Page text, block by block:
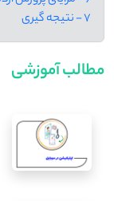
7 - نتیجه گیری
مطالب آموزشی